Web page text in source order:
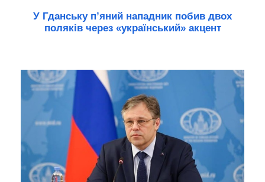
У Гданську п’яний нападник побив двох
поляків через «український» акцент